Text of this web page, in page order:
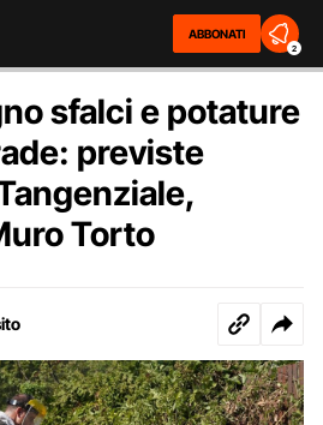
ABBONATI
2
sfalci e potature
previste
Torto